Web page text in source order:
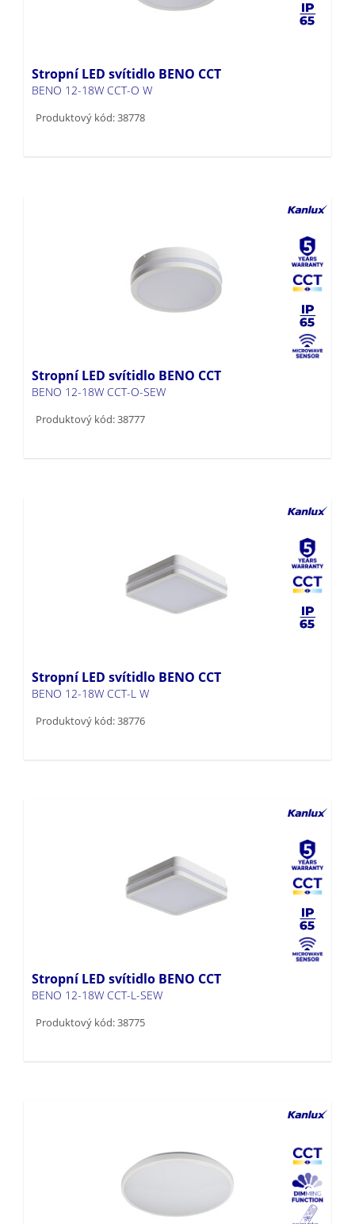
Stropní LED svítidlo BENO CCT
BENO 12-18W CCT-O W
Produktový kód: 38778
Stropní LED svítidlo BENO CCT
BENO 12-18W CCT-O-SEW
Produktový kód: 38777
Stropní LED svítidlo BENO CCT
BENO 12-18W CCT-L W
Produktový kód: 38776
Stropní LED svítidlo BENO CCT
BENO 12-18W CCT-L-SEW
Produktový kód: 38775